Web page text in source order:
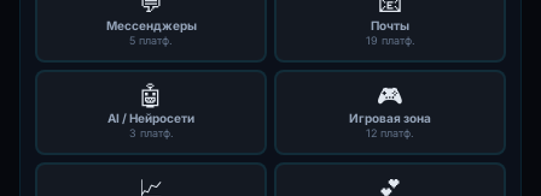
Мессенджеры
5 платф.
Почты
19 платф.
🤖
AI / Нейросети
3 платф.
🎮
Игровая зона
12 платф.
📈 💕